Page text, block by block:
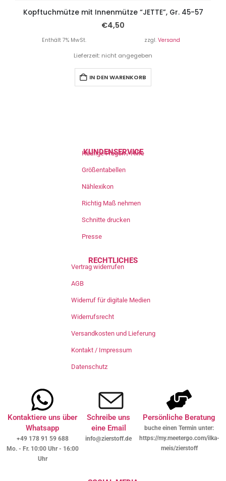
Kopftuchmütze mit Innenmütze “JETTE”, Gr. 45-57
€4,50
Enthält 7% MwSt. zzgl. Versand
Lieferzeit: nicht angegeben
IN DEN WARENKORB
KUNDENSERVICE
Häufige Fragen / Hilfe
Größentabellen
Nählexikon
Richtig Maß nehmen
Schnitte drucken
Presse
RECHTLICHES
Vertrag widerrufen
AGB
Widerruf für digitale Medien
Widerrufsrecht
Versandkosten und Lieferung
Kontakt / Impressum
Datenschutz
Kontaktiere uns über
Whatsapp
+49 178 91 59 688
Mo. - Fr. 10:00 Uhr - 16:00
Uhr
Schreibe uns
eine Email
info@zierstoff.de
Persönliche Beratung
buche einen Termin unter:
https://my.meetergo.com/ilka-
meis/zierstoff